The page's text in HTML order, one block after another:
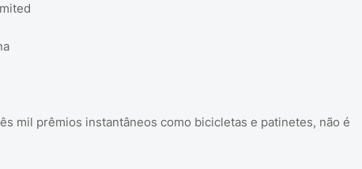
mil prêmios instantâneos como bicicletas e patinetes, não é